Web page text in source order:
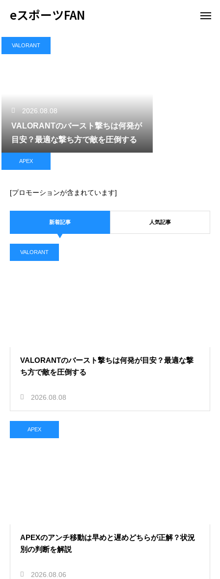
eスポーツFAN
VALORANT
2026.08.08
VALORANTのバースト撃ちは何発が
目安？最適な撃ち方で敵を圧倒する
APEX
2026.08.06
APEXのアンチ移動は早めと遅めど
ちらが正解？状況別の判断を解説
LoLでファストプッシュをするべき
時はいつ？最適なタイミング解説
2026.07.31
[プロモーションが含まれています]
新着記事 人気記事
VALORANT
VALORANTのバースト撃ちは何発が目安？最適な撃
ち方で敵を圧倒する
2026.08.08
APEX
APEXのアンチ移動は早めと遅めどちらが正解？状況
別の判断を解説
2026.08.06